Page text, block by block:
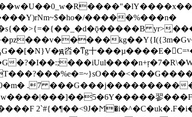
yr>
.7
翏